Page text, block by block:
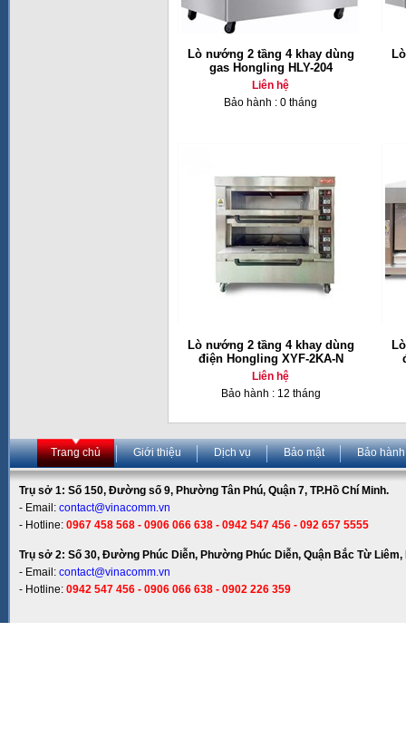
Lò nướng 2 tầng 4 khay dùng
gas Hongling HLY-204
Liên hệ
Bảo hành : 0 tháng
Lò nướng 2 tầng 4 khay dùng
điện Hongling XYF-2KA-N
Liên hệ
Bảo hành : 12 tháng
Trang chủ Giới thiệu Dịch vụ Bảo mật Bảo hành
Trụ sở 1: Số 150, Đường số 9, Phường Tân Phú, Quận 7, TP.Hồ Chí Minh.
- Email: contact@vinacomm.vn
- Hotline: 0967 458 568 - 0906 066 638 - 0942 547 456 - 092 657 5555
Trụ sở 2: Số 30, Đường Phúc Diễn, Phường Phúc Diễn, Quận Bắc Từ Liêm,
- Email: contact@vinacomm.vn
- Hotline: 0942 547 456 - 0906 066 638 - 0902 226 359